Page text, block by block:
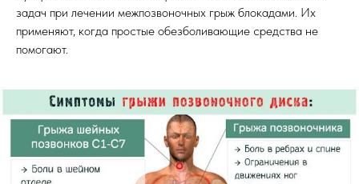
задач при лечении межпозвоночных грыж блокадами. Их
применяют, когда простые обезболивающие средства не
помогают.